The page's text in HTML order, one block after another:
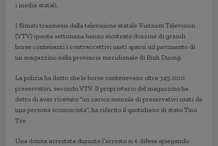
i media statali.
I filmati trasmessi dalla televisione statale Vietnam Television
(VTV) questa settimana hanno mostrato dozzine di grandi
borse contenenti i contraccettivi usati sparsi sul pavimento di
un magazzino nella provincia meridionale di Binh Duong.
La polizia ha detto che le borse contenevano oltre 345.000
preservativi, secondo VTV. Il proprietario del magazzino ha
detto di aver ricevuto “un carico mensile di preservativi usati da
una persona sconosciuta”, ha riferito il quotidiano di stato Tuoi
Tre.
Una donna arrestata durante l’arresto si è difesa spiegando